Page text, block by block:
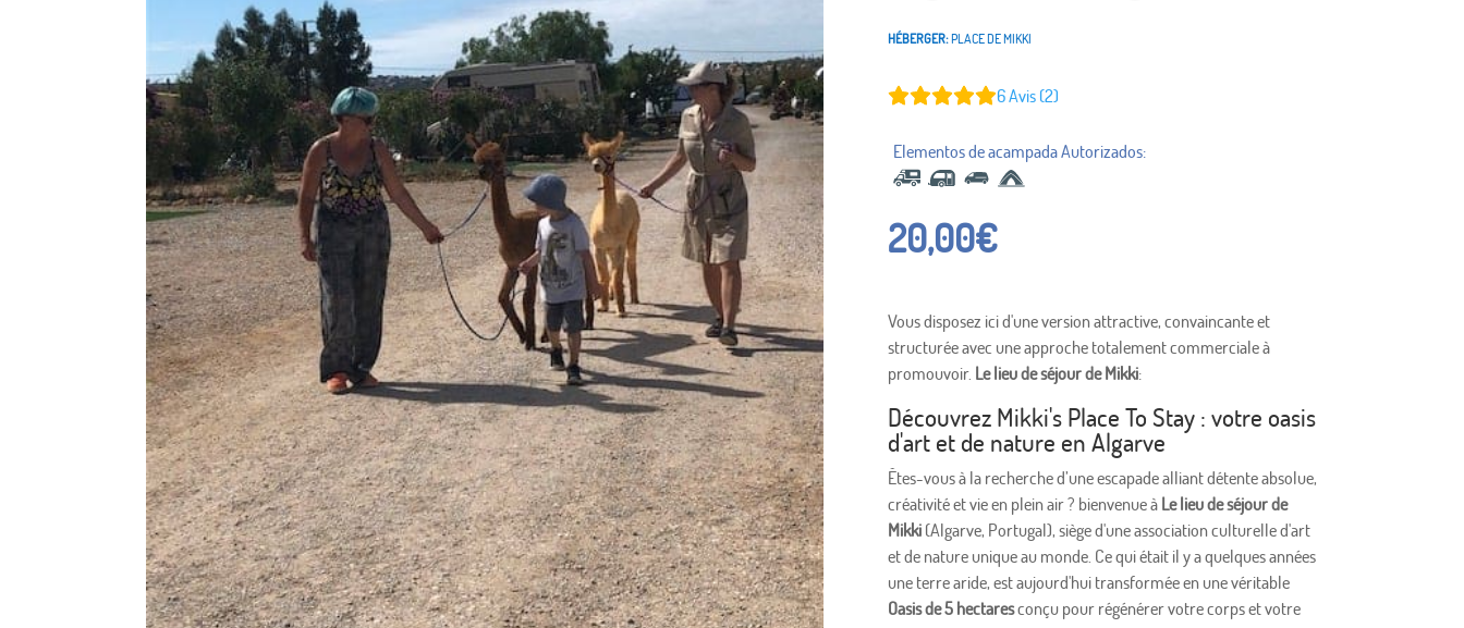
HÉBERGER:PLACE DE MIKKI
6Avis (2)
20,00€
Vous disposez ici d'une version attractive, convaincante et
structurée avec une approche totalement commerciale à
promouvoir. Le lieu de séjour de Mikki:
Découvrez Mikki's Place To Stay : votre oasis
d'art et de nature en Algarve
Êtes-vous à la recherche d’une escapade alliant détente absolue,
créativité et vie en plein air ? bienvenue à Le lieu de séjour de
Mikki(Algarve, Portugal), siège d'une association culturelle d'art
et de nature unique au monde. Ce qui était il y a quelques années
une terre aride, est aujourd'hui transformée en une véritable
Oasis de 5 hectaresconçu pour régénérer votre corps et votre